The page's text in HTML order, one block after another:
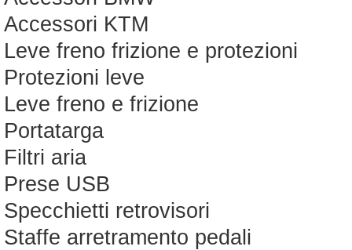
Accessori KTM
Leve freno frizione e protezioni
Protezioni leve
Leve freno e frizione
Portatarga
Filtri aria
Prese USB
Specchietti retrovisori
Staffe arretramento pedali